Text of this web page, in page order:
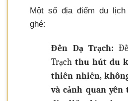
Một số địa điểm du lịch
ghé:
Đền Dạ Trạch:
Trạchthu hút du
thiên nhiên,
và cảnh quan